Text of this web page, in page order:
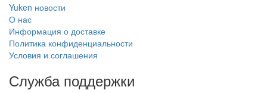
Yuken новости
О нас
Информация о доставке
Политика конфиденциальности
Условия и соглашения
Служба поддержки